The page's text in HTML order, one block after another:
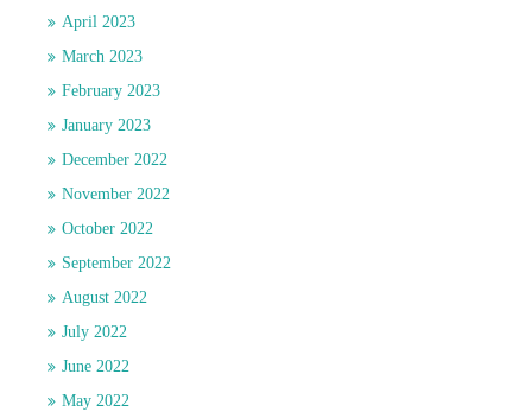
April 2023
March 2023
February 2023
January 2023
December 2022
November 2022
October 2022
September 2022
August 2022
July 2022
June 2022
May 2022